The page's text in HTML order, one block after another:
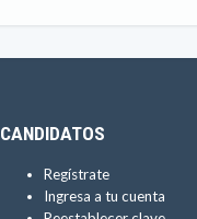
CANDIDATOS
Regístrate
Ingresa a tu cuenta